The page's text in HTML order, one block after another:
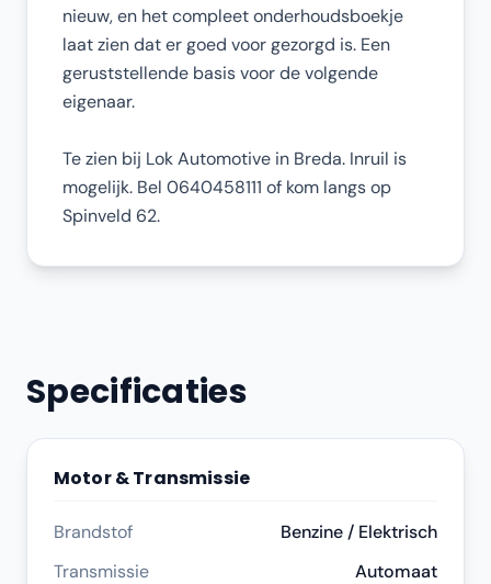
nieuw, en het compleet onderhoudsboekje
laat zien dat er goed voor gezorgd is. Een
geruststellende basis voor de volgende
eigenaar.
Te zien bij Lok Automotive in Breda. Inruil is
mogelijk. Bel 0640458111 of kom langs op
Spinveld 62.
Specificaties
Motor & Transmissie
Brandstof
Benzine / Elektrisch
Transmissie
Automaat